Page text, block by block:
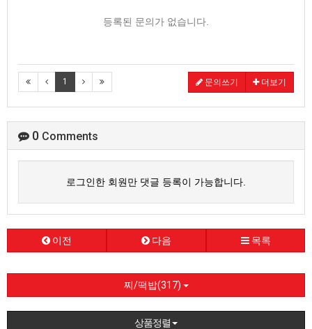
등록된 문의가 없습니다.
1 문의쓰기 더보기
0 Comments
로그인한 회원만 댓글 등록이 가능합니다.
이전 다음 목록
찌/떡밥(317)
상품정렬